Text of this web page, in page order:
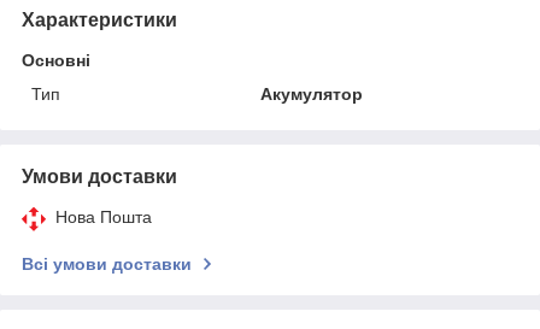
Характеристики
Основні
Тип
Акумулятор
Умови доставки
Нова Пошта
Всі умови доставки